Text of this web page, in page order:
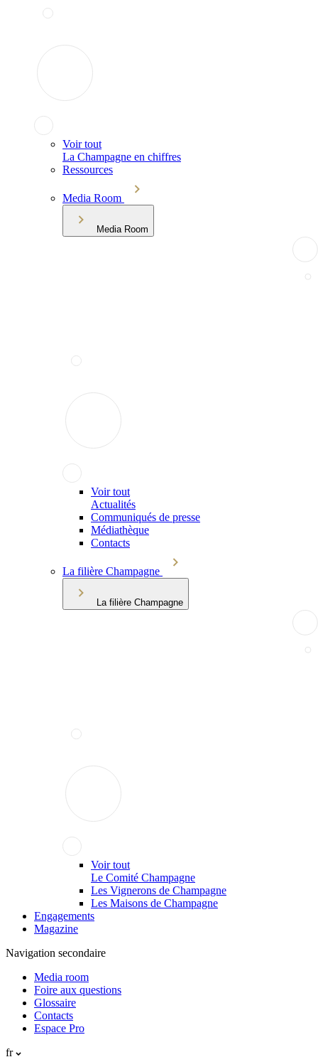
Voir tout
La Champagne en chiffres
Ressources
Media Room
Media Room
Voir tout
Actualités
Communiqués de presse
Médiathèque
Contacts
La filière Champagne
La filière Champagne
Voir tout
Le Comité Champagne
Les Vignerons de Champagne
Les Maisons de Champagne
Engagements
Magazine
Navigation secondaire
Media room
Foire aux questions
Glossaire
Contacts
Espace Pro
fr